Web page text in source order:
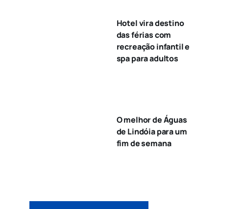
Hotel vira destino
das férias com
recreação infantil e
spa para adultos
O melhor de Águas
de Lindóia para um
fim de semana